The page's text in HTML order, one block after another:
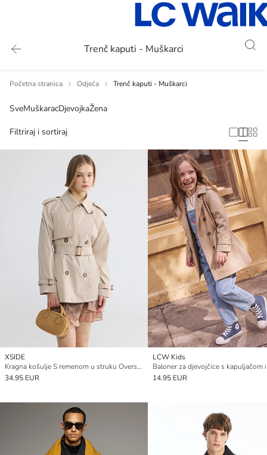
Trenč kaputi - Muškarci
Početna stranica Odjeća Trenč kaputi - Muškarci
SveMuškaracDjevojkaŽena
Filtriraj i sortiraj
XSIDE
Kragna košulje S remenom u struku Oversize Ženski Baloner
34.95 EUR
LCW Kids
14.95 EUR